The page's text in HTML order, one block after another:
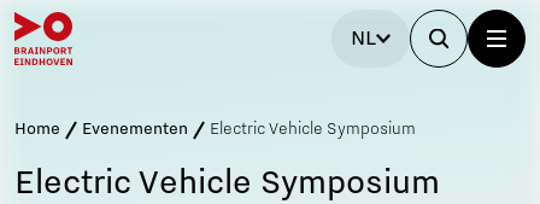
NL
Home Evenementen Electric Vehicle Symposium
Electric Vehicle Symposium